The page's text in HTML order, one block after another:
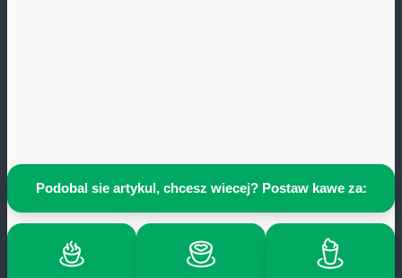
Podobal sie artykul, chcesz wiecej? Postaw kawe za: